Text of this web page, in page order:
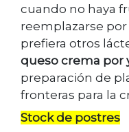
cuando no haya
reemplazarse
prefiera otros
queso crema por
preparación de
fronteras para la
Stock de postres